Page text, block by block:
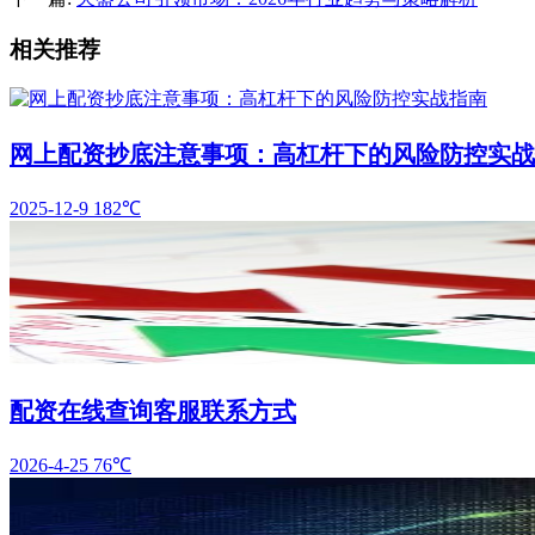
相关推荐
网上配资抄底注意事项：高杠杆下的风险防控实
2025-12-9 182℃
配资在线查询客服联系方式
2026-4-25 76℃